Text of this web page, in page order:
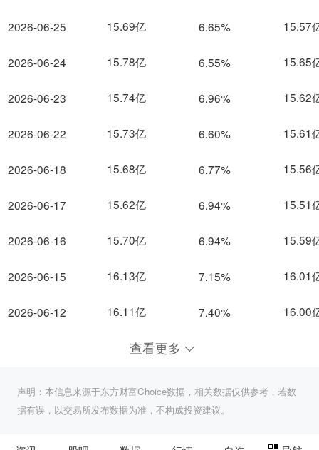
2026-06-25
2026-06-24
2026-06-23
2026-06-22
2026-06-18
2026-06-17
2026-06-16
2026-06-15
2026-06-12
15.69亿 6.65% 15.57
15.78亿 6.55% 15.65
15.74亿 6.96% 15.62
15.73亿 6.60% 15.61
15.68亿 6.77% 15.56
15.62亿 6.94% 15.51
15.70亿 6.94% 15.59
16.13亿 7.15% 16.01
16.11亿 7.40% 16.00
查看更多
声明：本信息来源于东方财富Choice数据，相关数据仅供参考，若数
据有误，以交易所发布数据为准，不构成投资建议。